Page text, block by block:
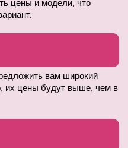
цены и модели, что
вам широкий
их цены будут выше, чем в